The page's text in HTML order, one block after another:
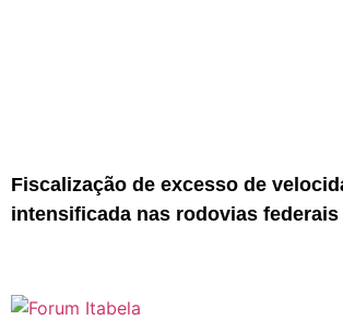
Fiscalização de excesso de
intensificada nas rodovias